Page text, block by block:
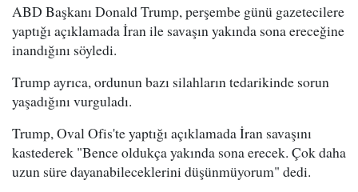
ABD Başkanı Donald Trump, perşembe günü gazetecilere
yaptığı açıklamada İran ile savaşın yakında sona ereceğine
inandığını söyledi.
Trump ayrıca, ordunun bazı silahların tedarikinde sorun
yaşadığını vurguladı.
Trump, Oval Ofis'te yaptığı açıklamada İran savaşını
kastederek "Bence oldukça yakında sona erecek. Çok daha
uzun süre dayanabileceklerini düşünmüyorum" dedi.